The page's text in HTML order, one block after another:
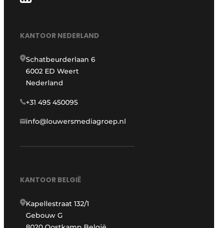
KANTOOR NEDERLAND
Schatbeurderlaan 6
6002 ED Weert
Nederland
+31 495 450095
info@louwersmediagroep.nl
KANTOOR BELGIË
Kapellestraat 132/1
Gebouw G